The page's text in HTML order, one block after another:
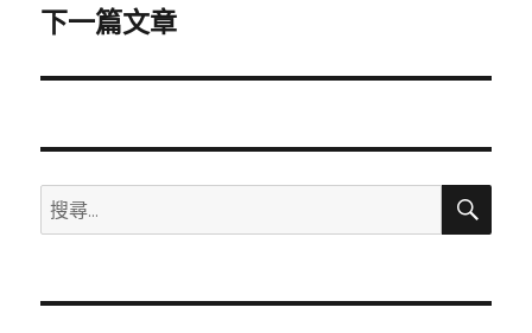
章:
下
篇
章:
下一篇文章
搜
尋
鍵
搜